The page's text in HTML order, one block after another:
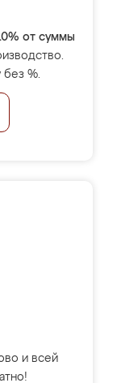
от суммы
без %.
и всей